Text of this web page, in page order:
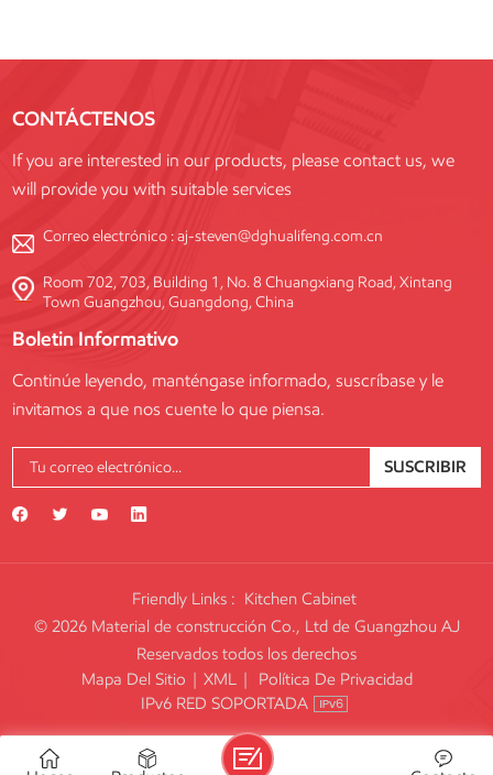
CONTÁCTENOS
If you are interested in our products, please contact us, we
will provide you with suitable services
Correo electrónico :aj-steven@dghualifeng.com.cn
Room 702, 703, Building 1, No. 8 Chuangxiang Road, Xintang
Town Guangzhou, Guangdong, China
Boletin Informativo
Continúe leyendo, manténgase informado, suscríbase y le
invitamos a que nos cuente lo que piensa.
SUSCRIBIR
Friendly Links : Kitchen Cabinet
© 2026 Material de construcción Co., Ltd de Guangzhou AJ
Reservados todos los derechos
Mapa Del Sitio | XML |
Política De Privacidad
IPv6 RED SOPORTADA